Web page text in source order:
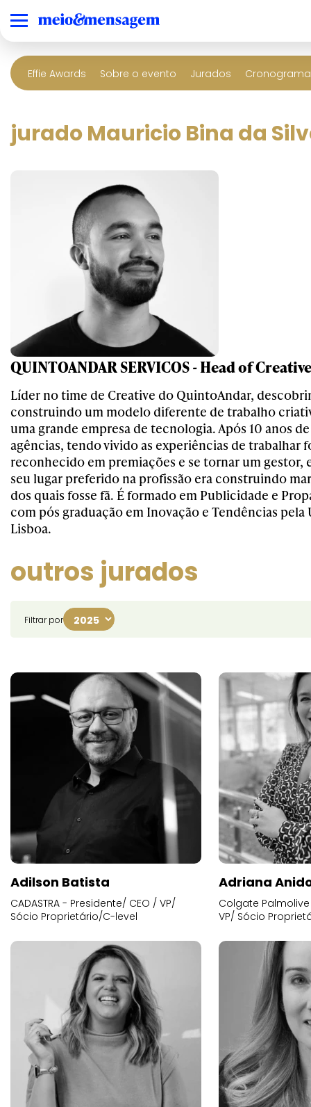
Effie Awards Sobre o evento Jurados
jurado Mauricio Bina da
QUINTOANDAR SERVICOS - Head of Creative
Líder no time de Creative do QuintoAndar,
construindo um modelo diferente de trabalho
uma grande empresa de tecnologia. Após 10 anos
agências, tendo vivido as experiências de trabalhar
reconhecido em premiações e se tornar um gestor,
seu lugar preferido na profissão era construindo
dos quais fosse fã. É formado em Publicidade e
com pós graduação em Inovação e Tendências pela
Lisboa.
outros jurados
Filtrar por
Adilson Batista
CADASTRA - Presidente/ CEO / VP/
Sócio Proprietário/C-level
Adriana
Colgate
VP/ Sócio